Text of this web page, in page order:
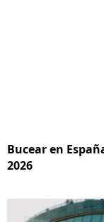
Bucear en
2026